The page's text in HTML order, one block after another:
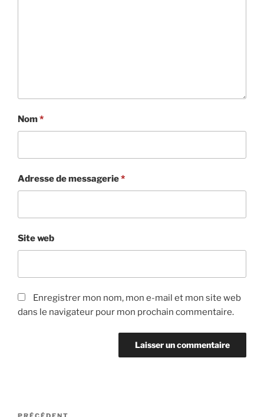
Nom*
Adresse de messagerie*
Site web
Enregistrer mon nom, mon e-mail et mon site web
dans le navigateur pour mon prochain commentaire.
Navigation